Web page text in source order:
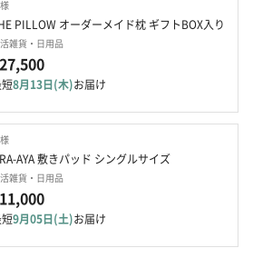
PILLOW オーダーメイド枕 ギフトBOX入り
雑貨・日用品
8月13日(木)お届け
AYA 敷きパッド シングルサイズ
雑貨・日用品
9月05日(土)お届け